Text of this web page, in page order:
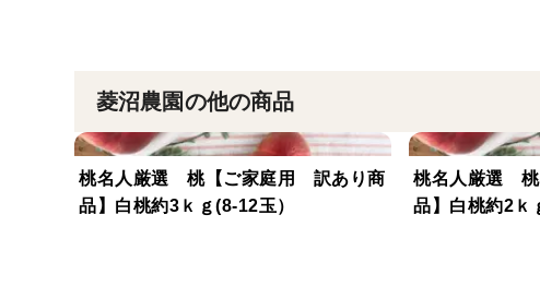
菱沼農園の他の商品
桃名人厳選 桃【ご家庭用 訳あり商
品】白桃約3ｋｇ(8-12玉）
桃名人厳選
品】白桃約2ｋ